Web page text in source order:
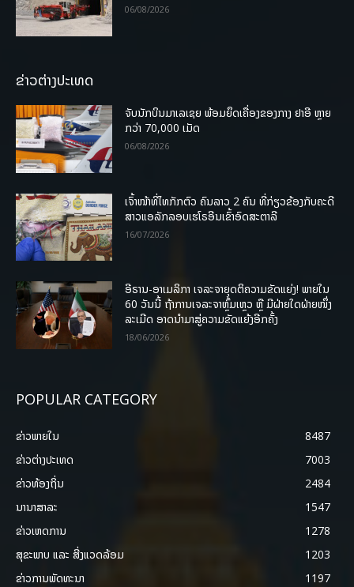
06/08/2026
ຂ່າວຕ່າງປະເທດ
ຈັບນັກບິນມາເລເຊຍ ພ້ອມຍຶດເຄື່ອງຂອງກາງ ຢາອີ ຫຼາຍ
ກວ່າ 70,000 ເມັດ
06/08/2026
ເຈົ້າໜ້າທີ່ໄທກັກຕົວ ຄົນລາວ 2 ຄົນ ທີ່ກ່ຽວຂ້ອງກັບຄະດີ
ສາວແອລັກລອບເຮໂຣອີນເຂົ້າອົດສະຕາລີ
16/07/2026
ອີຣານ-ອາເມລິກາ ເຈລະຈາຍຸດຕິຄວາມຂັດແຍ່ງ! ພາຍໃນ
60 ວັນນີ້ ຖ້າການເຈລະຈາຫຼົ້ມເຫຼວ ຫຼື ມີຝ່າຍໃດຝ່າຍໜຶ່ງ
ລະເມີດ ອາດນໍາມາສູ່ຄວາມຂັດແຍ້ງອີກຄັ້ງ
18/06/2026
POPULAR CATEGORY
ຂ່າວພາຍ​ໃນ
8487
ຂ່າວຕ່າງປະເທດ
7003
ຂ່າວທ້ອງຖິ່ນ
2484
ນານາສາລະ
1547
ຂ່າວເຫດການ
1278
ສຸຂະພາບ ແລະ ສີ່ງແວດລ້ອມ
1203
ຂ່າວການພັດທະນາ
1197